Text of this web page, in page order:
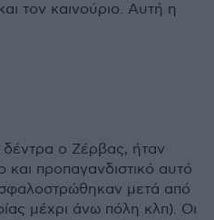
τον καινούριο. Αυτή η
ο Ζέρβας, ήταν
και προπαγανδιστικό αυτό
μετά από
μέχρι άνω πόλη κλπ). Οι